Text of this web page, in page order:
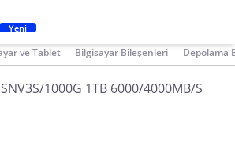
Yeni
ve Tablet Bilgisayar Bileşenleri Depolama